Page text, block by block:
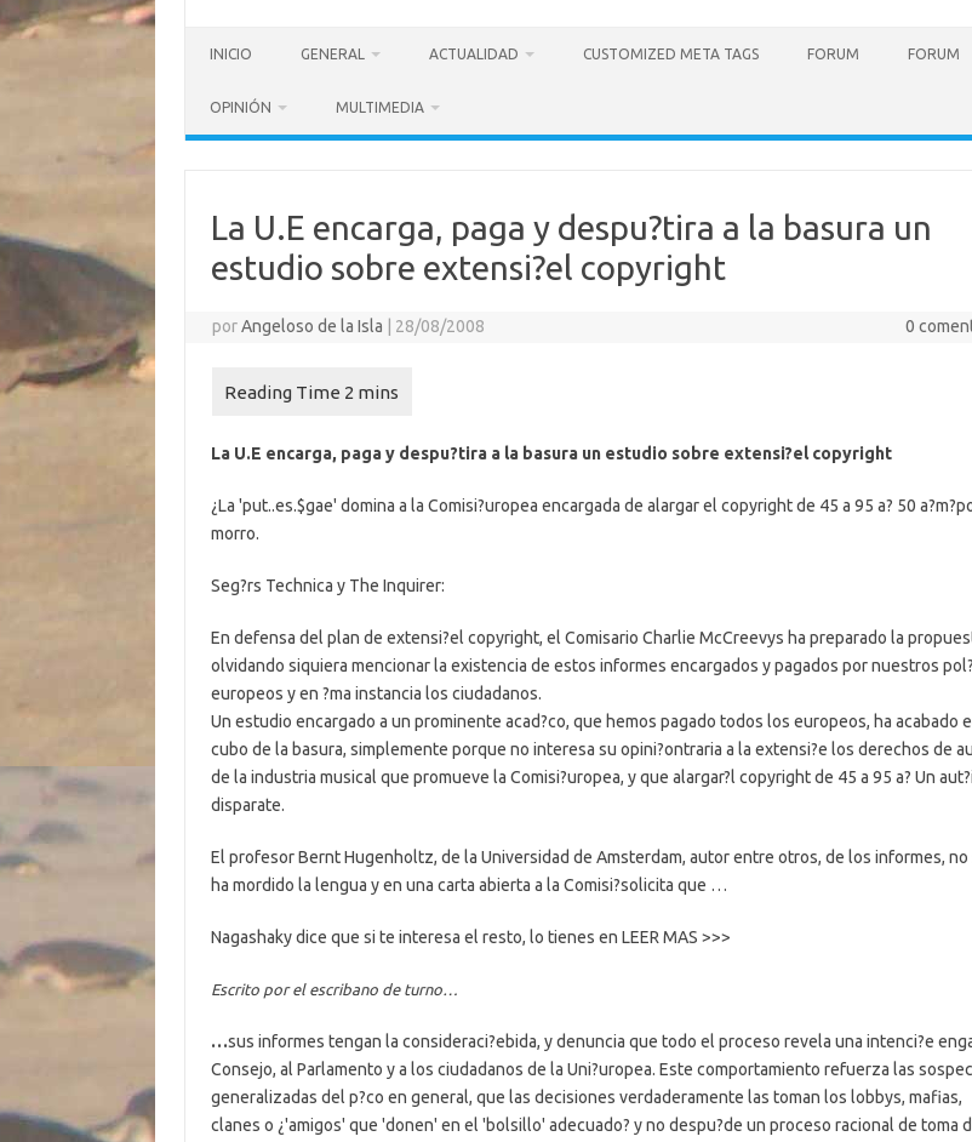
INICIO GENERAL ACTUALIDAD CUSTOMIZED META TAGS FORUM FORUM
OPINIÓN MULTIMEDIA
La U.E encarga, paga y despu?tira a la basura un
estudio sobre extensi?el copyright
porAngeloso de la Isla 28/08/2008 0
La U.E encarga, paga y despu?tira a la basura un estudio sobre extensi?el copyright
¿La 'put..es.$gae' domina a la Comisi?uropea encargada de alargar el copyright de 45 a 95 a? 50
morro.
Seg?rs Technica y The Inquirer:
En defensa del plan de extensi?el copyright, el Comisario Charlie McCreevys ha preparado la
olvidando siquiera mencionar la existencia de estos informes encargados y pagados por nuestros
europeos y en ?ma instancia los ciudadanos.
Un estudio encargado a un prominente acad?co, que hemos pagado todos los europeos, ha acabado
cubo de la basura, simplemente porque no interesa su opini?ontraria a la extensi?e los derechos de
de la industria musical que promueve la Comisi?uropea, y que alargar?l copyright de 45 a 95 a? Un
disparate.
El profesor Bernt Hugenholtz, de la Universidad de Amsterdam, autor entre otros, de los informes, no
ha mordido la lengua y en una carta abierta a la Comisi?solicita que …
Nagashaky dice que si te interesa el resto, lo tienes en LEER MAS >>>
Escrito por el escribano de turno…
…sus informes tengan la consideraci?ebida, y denuncia que todo el proceso revela una intenci?e
Consejo, al Parlamento y a los ciudadanos de la Uni?uropea. Este comportamiento refuerza las
generalizadas del p?co en general, que las decisiones verdaderamente las toman los lobbys, mafias,
clanes o ¿'amigos' que 'donen' en el 'bolsillo' adecuado? y no despu?de un proceso racional de toma